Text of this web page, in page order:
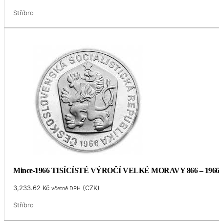
Stříbro
Mince-1966 TISÍCÍSTÉ VÝROČÍ VELKÉ MORAVY 866 – 1966
3,233.62 Kč včetně DPH (CZK)
Stříbro